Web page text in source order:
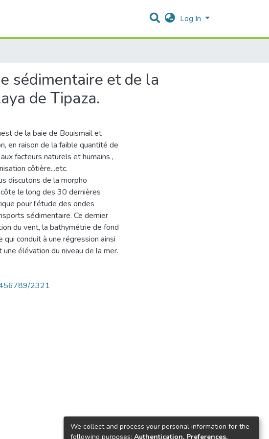
Log In
sédimentaire et de la
de Tipaza.
de la baie de Bouismail et
en raison de la faible quantité de
facteurs naturels et humains ,
côtière...etc.
discutons de la morpho
le long des 30 dernières
pour l'étude des ondes
sédimentaire. Ce dernier
du vent, la bathymétrie de fond
conduit à une régression ainsi
élévation du niveau de la mer.
2321
We collect and process your personal information for the
following purposes: Authentication, Preferences,